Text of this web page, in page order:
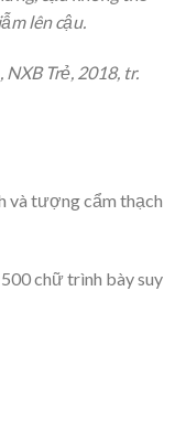
lên cậu.
Trẻ, 2018, tr.
và tượng cẩm thạch
chữ trình bày suy